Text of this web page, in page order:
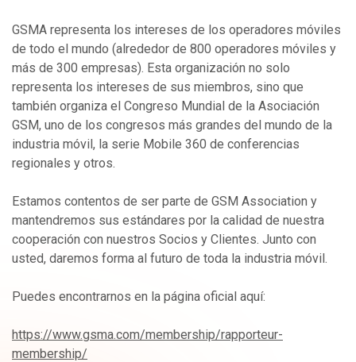
GSMA representa los intereses de los operadores móviles
de todo el mundo (alrededor de 800 operadores móviles y
más de 300 empresas). Esta organización no solo
representa los intereses de sus miembros, sino que
también organiza el Congreso Mundial de la Asociación
GSM, uno de los congresos más grandes del mundo de la
industria móvil, la serie Mobile 360 de conferencias
regionales y otros.
Estamos contentos de ser parte de GSM Association y
mantendremos sus estándares por la calidad de nuestra
cooperación con nuestros Socios y Clientes. Junto con
usted, daremos forma al futuro de toda la industria móvil.
Puedes encontrarnos en la página oficial aquí:
https://www.gsma.com/membership/rapporteur-
membership/